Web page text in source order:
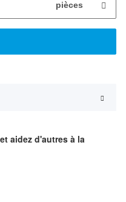
pièces
aidez d'autres à la